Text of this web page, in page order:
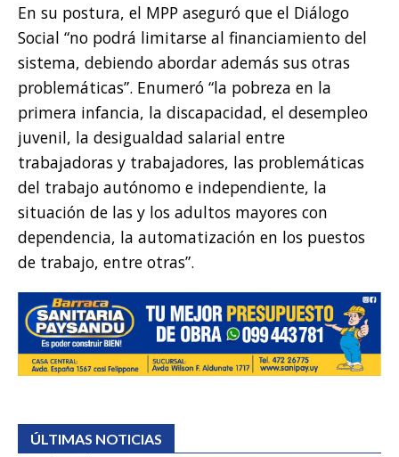
En su postura, el MPP aseguró que el Diálogo
Social “no podrá limitarse al financiamiento del
sistema, debiendo abordar además sus otras
problemáticas”. Enumeró “la pobreza en la
primera infancia, la discapacidad, el desempleo
juvenil, la desigualdad salarial entre
trabajadoras y trabajadores, las problemáticas
del trabajo autónomo e independiente, la
situación de las y los adultos mayores con
dependencia, la automatización en los puestos
de trabajo, entre otras”.
ÚLTIMAS NOTICIAS